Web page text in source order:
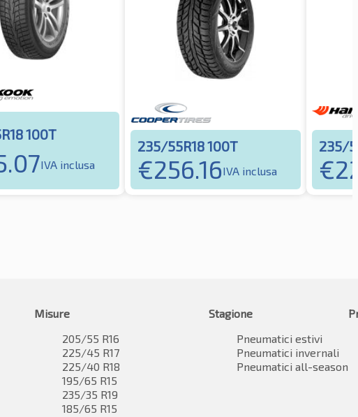
100T
IVA inclusa
235/55R18 100T
€256.16IVA inclusa
235/
€
Misure
205/55 R16
225/45 R17
225/40 R18
195/65 R15
235/35 R19
185/65 R15
Stagione
Pneumatici estivi
Pneumatici invernali
Pneumatici all-season